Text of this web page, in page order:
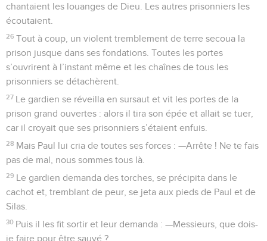
chantaient les louanges de Dieu. Les autres prisonniers les
écoutaient.
26 Tout à coup, un violent tremblement de terre secoua la
prison jusque dans ses fondations. Toutes les portes
s’ouvrirent à l’instant même et les chaînes de tous les
prisonniers se détachèrent.
27 Le gardien se réveilla en sursaut et vit les portes de la
prison grand ouvertes : alors il tira son épée et allait se tuer,
car il croyait que ses prisonniers s’étaient enfuis.
28 Mais Paul lui cria de toutes ses forces : —Arrête ! Ne te fais
pas de mal, nous sommes tous là.
29 Le gardien demanda des torches, se précipita dans le
cachot et, tremblant de peur, se jeta aux pieds de Paul et de
Silas.
30 Puis il les fit sortir et leur demanda : —Messieurs, que dois-
je faire pour être sauvé ?